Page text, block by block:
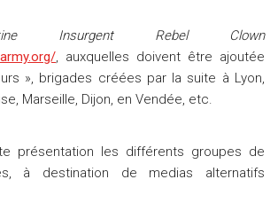
Insurgent Rebel Clown
, auxquelles doivent être ajoutée
», brigades créées par la suite à Lyon,
Marseille, Dijon, en Vendée, etc.
présentation les différents groupes de
à destination de medias alternatifs